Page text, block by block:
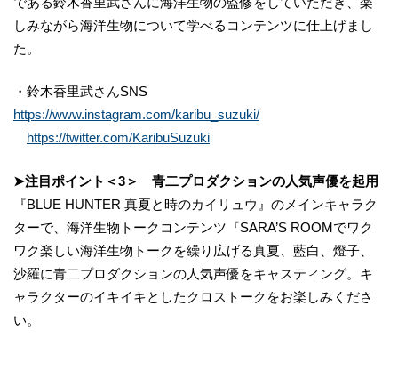
しみながら海洋生物について学べるコンテンツに仕上げまし
た。
・鈴木香里武さんSNS
https://www.instagram.com/karibu_suzuki/
https://twitter.com/KaribuSuzuki
➤注目ポイント＜3＞ 青二プロダクションの人気声優を起用
『BLUE HUNTER 真夏と時のカイリュウ』のメインキャラク
ターで、海洋生物トークコンテンツ『SARA’S ROOMでワク
ワク楽しい海洋生物トークを繰り広げる真夏、藍白、燈子、
沙羅に青二プロダクションの人気声優をキャスティング。キ
ャラクターのイキイキとしたクロストークをお楽しみくださ
い。